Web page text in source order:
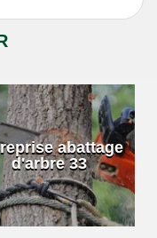
abattage
d'arbre 33